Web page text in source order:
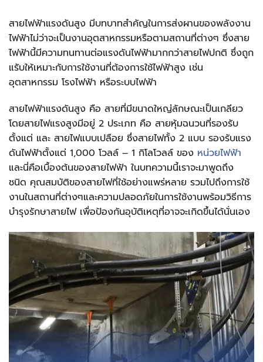
สายไฟฟ้าแรงดันสูง มีบทบาทสำคัญในการส่งผานของพลังงาน
ไฟฟ้าไม่ว่าจะเป็นงานอุตสาหกรรมหรือตามสถานที่ต่างๆ ซึ่งสาย
ไฟฟ้านี้มีความทนทานต่อแรงดันไฟฟ้ามากกว่าสายไฟปกติ ซึ่งถูก
แรับให้เหมาะกับการใช้งานที่ต้องการใช้ไฟฟ้าสูง เช่น
อุตสาหกรรม โรงไฟฟ้า หรือระบบไฟฟ้า
สายไฟฟ้าแรงดันสูง คือ สายที่มีขนาดใหญ่ลักษณะเป็นเกลียว
โดยสายไฟแรงสูงมีอยู่ 2 ประเภท คือ สายหุ้มฉนวนที่รองรับ
ตั้งแต่ และ สายไฟแบบเปลือย ซึ่งสายไฟทั้ง 2 แบบ รองรับแรง
ดันไฟฟ้าตั้งแต่ 1,000 โวลล์ – 1 กิโลโวลล์ ของ หน่วยไฟฟ้า
และนี่คือเบื้องต้นของสายไฟฟ้า ในบทความนี้เราจะมาพูดถึง
ชนิด คุณสมบัติของสายไฟที่ใช้อย่างแพร่หลาย รวมไปถึงการใช้
งานในสถานที่ต่างๆและความปลอดภัยในการใช้งานพร้อมวิธีการ
บำรุงรักษาสายไฟ เพื่อป้องกันอุบัติเหตุที่อาจจะเกิดขึ้นได้นั่นเอง